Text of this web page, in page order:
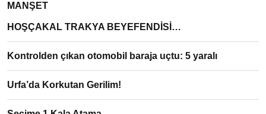
MANŞET
HOŞÇAKAL TRAKYA BEYEFENDİSİ…
Kontrolden çıkan otomobil baraja uçtu: 5 yaralı
Urfa’da Korkutan Gerilim!